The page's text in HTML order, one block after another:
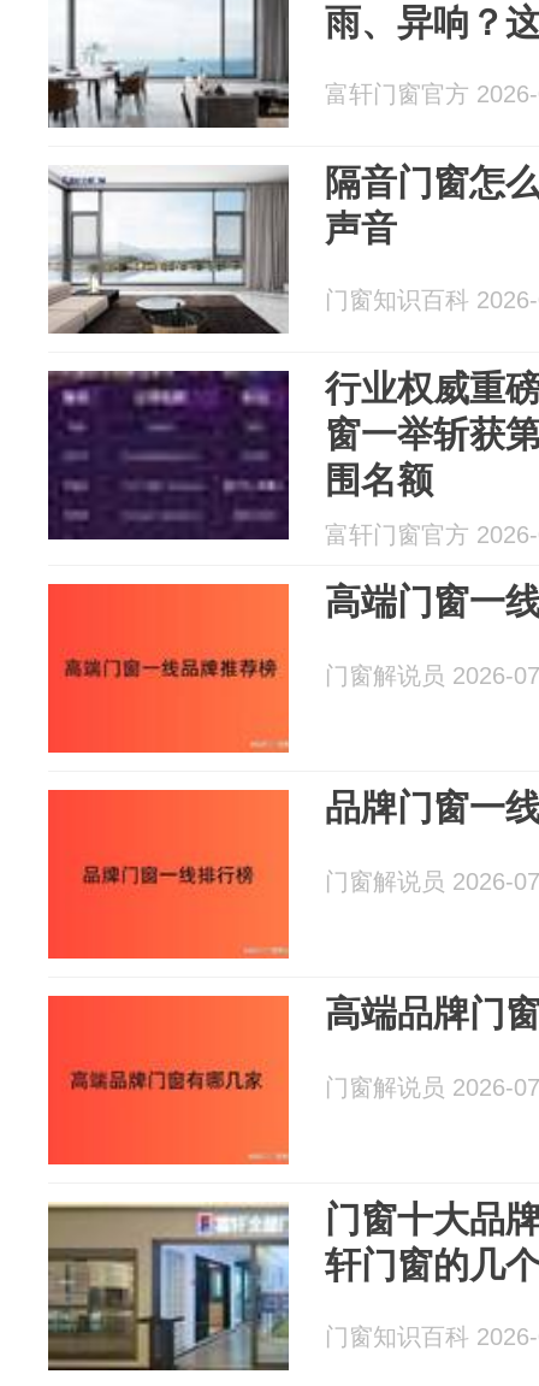
雨、异响？
富轩门窗官方
隔音门窗怎
声音
门窗知识百科
行业权威重
窗一举斩获
围名额
富轩门窗官方
高端门窗一
门窗解说员 2026-
品牌门窗一
门窗解说员 2026-
高端品牌门
门窗解说员 2026-
门窗十大品
轩门窗的几
门窗知识百科